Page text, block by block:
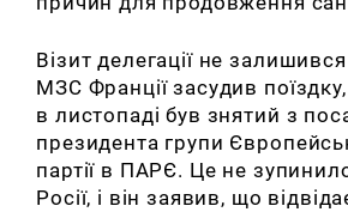
Візит делегації не
МЗС Франції засудив
в листопаді був знятий з
президента групи
партії в ПАРЄ. Це не
Росії, і він заявив, що